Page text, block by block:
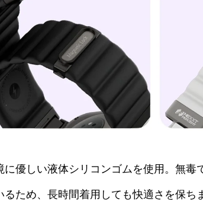
に優しい液体シリコンゴムを使用。無毒
るため、長時間着用しても快適さを保ち